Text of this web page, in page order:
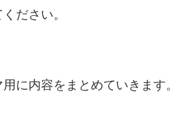
ださい。
に内容をまとめていきます。